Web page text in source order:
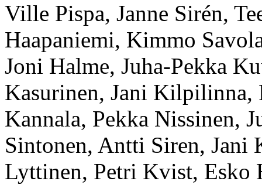
Ville Pispa, Janne Sirén,
Haapaniemi, Kimmo
Joni Halme, Juha-Pekka
Kasurinen, Jani
Kannala, Pekka Nissinen,
Sintonen, Antti Siren, Jani
Lyttinen, Petri Kvist, Esko